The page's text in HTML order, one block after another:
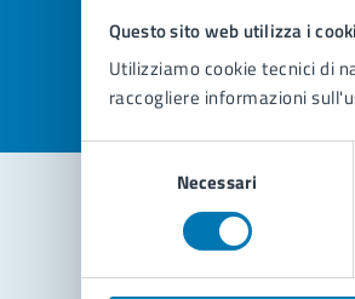
Questo sito web utilizza i
Utilizziamo cookie tecnici di
raccogliere informazioni
Selezione
Necessari
Valuta